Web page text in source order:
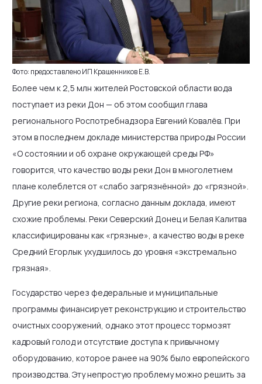
Фото: предоставлено ИП Крашенников Е.В.
Более чем к 2,5 млн жителей Ростовской области вода
поступает из реки Дон — об этом сообщил глава
регионального Роспотребнадзора Евгений Ковалёв. При
этом в последнем докладе министерства природы России
«О состоянии и об охране окружающей среды РФ»
говорится, что качество воды реки Дон в многолетнем
плане колеблется от «слабо загрязнённой» до «грязной».
Другие реки региона, согласно данным доклада, имеют
схожие проблемы. Реки Северский Донец и Белая Калитва
классифицированы как «грязные», а качество воды в реке
Средний Егорлык ухудшилось до уровня «экстремально
грязная».
Государство через федеральные и муниципальные
программы финансирует реконструкцию и строительство
очистных сооружений, однако этот процесс тормозят
кадровый голод и отсутствие доступа к привычному
оборудованию, которое ранее на 90% было европейского
производства. Эту непростую проблему можно решить за